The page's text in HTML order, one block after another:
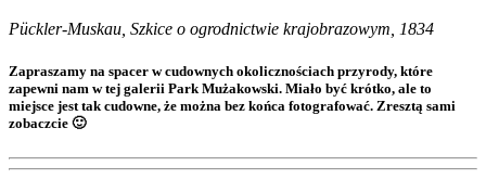
Pückler-Muskau, Szkice o ogrodnictwie krajobrazowym, 1834
Zapraszamy na spacer w cudownych okolicznościach przyrody, które
zapewni nam w tej galerii Park Mużakowski. Miało być krótko, ale to
miejsce jest tak cudowne, że można bez końca fotografować. Zresztą sami
zobaczcie 🙂